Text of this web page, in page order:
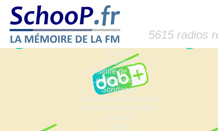
5615 radios
Accueil
Dossiers
Histoire de la FM
Les fiches radio
Sondages
Anciennes fréquences
Fréquences actuelles
Lexique
Liens